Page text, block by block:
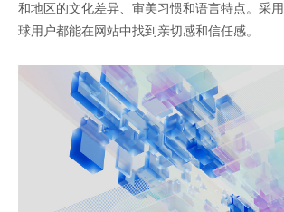
和地区的文化差异、审美习惯和语言特点。采
球用户都能在网站中找到亲切感和信任感。